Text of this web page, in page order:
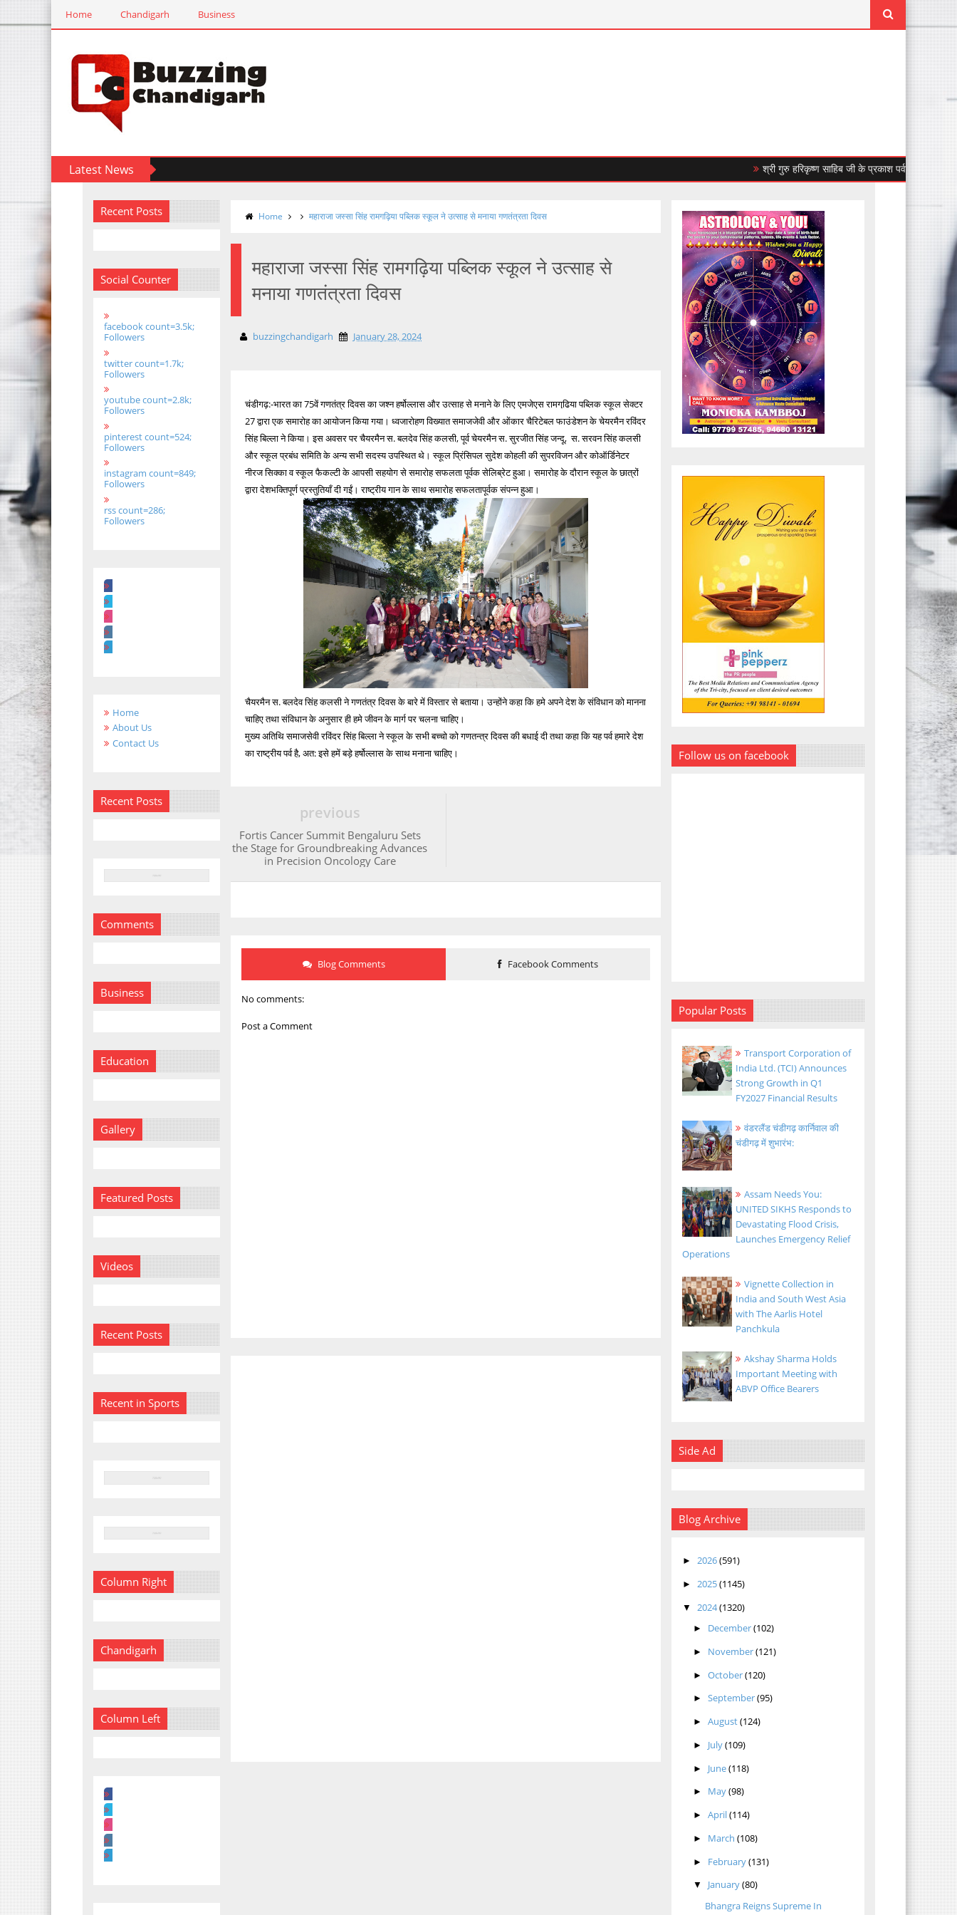
Home Chandigarh Business
Latest News श्री गुरु हरिकृष्ण साहिब जी के प्रकाश पर्व को लेकर गुरुद्वारा
Recent Posts
Social Counter
facebook count=3.5k;
Followers
twitter count=1.7k;
Followers
youtube count=2.8k;
Followers
pinterest count=524;
Followers
instagram count=849;
Followers
rss count=286;
Followers
Home
About Us
Contact Us
Recent Posts
Comments
Business
Education
Gallery
Featured Posts
Videos
Recent Posts
Recent in Sports
Column Right
Chandigarh
Column Left
Home महाराजा जस्सा सिंह रामगढ़िया पब्लिक स्कूल ने उत्साह से मनाया गणतंत्रता दिवस
महाराजा जस्सा सिंह रामगढ़िया पब्लिक स्कूल ने उत्साह से
मनाया गणतंत्रता दिवस
buzzingchandigarh January 28, 2024
चंडीगढ़:-भारत का 75वें गणतंत्र दिवस का जश्न हर्षोल्लास और उत्साह से मनाने के लिए एमजेएस रामगढि़या पब्लिक स्कूल सेक्टर
27 द्वारा एक समारोह का आयोजन किया गया। ध्वजारोहण विख्यात समाजजेवी और ओंकार चैरिटेबल फाउंडेशन के चेयरमैन रविंदर
सिंह बिल्ला ने किया। इस अवसर पर चैयरमैन स. बलदेव सिंह कलसी, पूर्व चेयरमैन स. सुरजीत सिंह जन्दू, स. सरवन सिंह कलसी
और स्कूल प्रबंध समिति के अन्य सभी सदस्य उपस्थित थे। स्कूल प्रिंसिपल सुदेश कोहली की सुपरविजन और कोऑर्डिनेटर
नीरज सिक्का व स्कूल फैकल्टी के आपसी सहयोग से समारोह सफलता पूर्वक सेलिब्रेट हुआ। समारोह के दौरान स्कूल के छात्रों
द्वारा देशभक्तिपूर्ण प्रस्तुतियाँ दी गईं। राष्ट्रीय गान के साथ समारोह सफलतापूर्वक संपन्न हुआ।
चैयरमैन स. बलदेव सिंह कलसी ने गणतंत्र दिवस के बारे में विस्तार से बताया। उन्होंने कहा कि हमे अपने देश के संविधान को मानना
चाहिए तथा संविधान के अनुसार ही हमे जीवन के मार्ग पर चलना चाहिए।
मुख्य अतिथि समाजसेवी रविंदर सिंह बिल्ला ने स्कूल के सभी बच्चो को गणतन्त्र दिवस की बधाई दी तथा कहा कि यह पर्व हमारे देश
का राष्ट्रीय पर्व है, अत: इसे हमें बड़े हर्षोल्लास के साथ मनाना चाहिए।
previous
Fortis Cancer Summit Bengaluru Sets
the Stage for Groundbreaking Advances
in Precision Oncology Care
Blog Comments Facebook Comments
No comments:
Post a Comment
Follow us on facebook
Popular Posts
Transport Corporation of
India Ltd. (TCI) Announces
Strong Growth in Q1
FY2027 Financial Results
वंडरलैंड चंडीगढ़ कार्निवाल की
चंडीगढ़ में शुभारंभ:
Assam Needs You:
UNITED SIKHS Responds to
Devastating Flood Crisis,
Launches Emergency Relief
Operations
Vignette Collection in
India and South West Asia
with The Aarlis Hotel
Panchkula
Akshay Sharma Holds
Important Meeting with
ABVP Office Bearers
Side Ad
Blog Archive
► 2026(591)
► 2025(1145)
▼ 2024(1320)
► December(102)
► November(121)
►October(120)
►September(95)
►August(124)
► July(109)
► June(118)
► May(98)
►April(114)
► March (108)
► February(131)
▼ January(80)
Bhangra Reigns Supreme In